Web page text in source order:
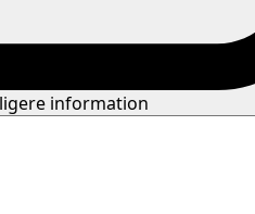
information